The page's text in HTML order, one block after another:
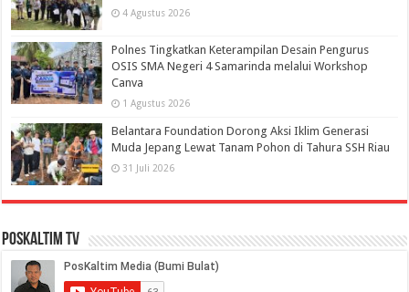
4 Agustus 2026
Polnes Tingkatkan Keterampilan Desain Pengurus
OSIS SMA Negeri 4 Samarinda melalui Workshop
Canva
1 Agustus 2026
Belantara Foundation Dorong Aksi Iklim Generasi
Muda Jepang Lewat Tanam Pohon di Tahura SSH Riau
31 Juli 2026
PosKaltim TV